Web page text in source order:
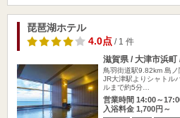
琵琶湖ホテル
4.0点/ 1 件
滋賀県 / 大津市浜町
鳥羽街道駅9.82km 島
JR大津駅よりシャトル
ルまで約5分…
営業時間 14:00～
入浴料金 1,700円～